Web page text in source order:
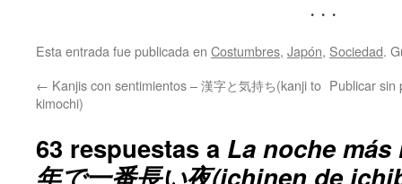
. . .
Esta entrada fue publicada en Costumbres, Japón, Sociedad.
← Kanjis con sentimientos – 漢字と気持ち(kanji to
kimochi)
Publicar sin
63 respuestas a La noche más
年で一番長い夜(ichinen de